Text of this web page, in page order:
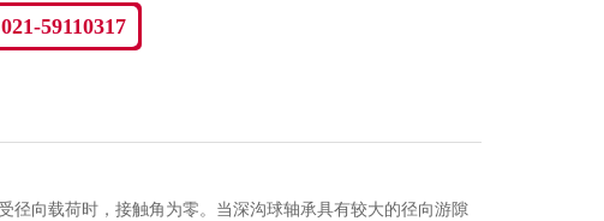
021-59110317
向载荷时，接触角为零。当深沟球轴承具有较大的径向游隙